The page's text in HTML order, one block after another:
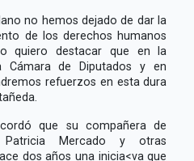
no hemos dejado de dar la
de los derechos humanos
quiero destacar que en la
Cámara de Diputados y en
refuerzos en esta dura
que su compañera de
Patricia Mercado y otras
dos años una inicia<va que